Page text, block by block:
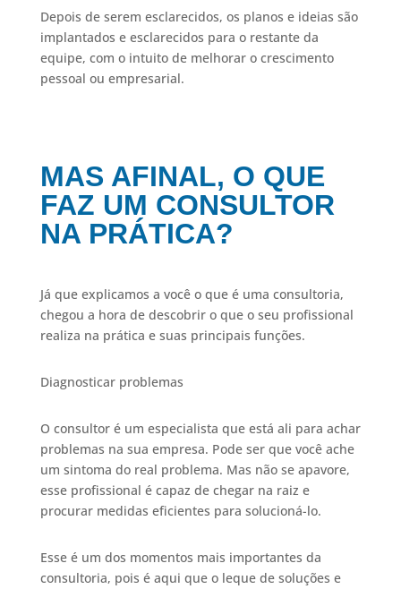
Depois de serem esclarecidos, os planos e ideias são
implantados e esclarecidos para o restante da
equipe, com o intuito de melhorar o crescimento
pessoal ou empresarial.
MAS AFINAL, O QUE
FAZ UM CONSULTOR
NA PRÁTICA?
Já que explicamos a você o que é uma consultoria,
chegou a hora de descobrir o que o seu profissional
realiza na prática e suas principais funções.
Diagnosticar problemas
O consultor é um especialista que está ali para achar
problemas na sua empresa. Pode ser que você ache
um sintoma do real problema. Mas não se apavore,
esse profissional é capaz de chegar na raiz e
procurar medidas eficientes para solucioná-lo.
Esse é um dos momentos mais importantes da
consultoria, pois é aqui que o leque de soluções e